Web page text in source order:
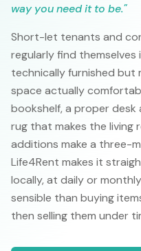
way you need it to be."
Short-let tenants and
regularly find
technically furnished but
space actually
bookshelf, a proper
rug that makes the living
additions make a three-
Life4Rent makes it
locally, at daily or
sensible than buying
then selling them under